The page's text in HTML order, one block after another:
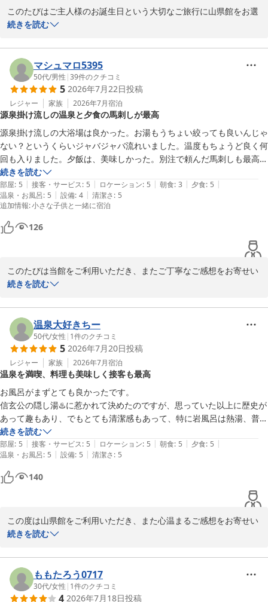
せて寝ました)外してもいいのではとおもいました。無くても十分良い
お部屋だと思いますよ。次回は、いつも仕事で疲れてる娘夫婦を誘って
このたびはご主人様のお誕生日という大切なご旅行に山県館をお選
びいただき、誠にありがとうございました。
また、ご滞在のご様子を心温まるお言葉とともにお寄せいただき、
スタッフ一同大変嬉しく拝読いたしました。ご夫婦それぞれのお好
きな時間を大切にされ、読書や湯めぐりを楽しみながら、ゆったり
としたひとときをお過ごしいただけたとのこと、何よりでございま
す。
当館自慢の源泉かけ流しのぬる湯で日頃のお疲れや暑さによるだる
さが和らぎ、「帰宅後は体が軽くなっていました」とのお言葉をい
ただけたことは、私どもにとりましても大変嬉しく、温泉宿として
何よりの励みでございます。
また、お部屋の石のお花の額につきまして、貴重なご意見をありが
とうございます。お客様に安心してお休みいただける空間づくりは
何より大切でございますので、いただいたご意見は今後の館内整備
の参考とさせていただきます。
「次回は娘様ご夫婦とご一緒に」とのお言葉も大変光栄に存じま
す。ぜひ皆様で、豊富な湯量の温泉と四季折々の景色の中、ゆっく
りとした時間をお過ごしいただければ幸いです。
す。
川浦温泉 山県館
2026-07-30
続きを読む
マシュマロ5395
50代/男性 |39件のクチコミ
5 2026年7月22日投稿
レジャー 家族 2026年7月宿泊
源泉掛け流しの温泉と夕食の馬刺しが最高
源泉掛け流しの大浴場は良かった。お湯もうちょい絞っても良いんじゃ
ない？というくらいジャバジャバ流れいました。温度もちょうど良く何
回も入りました。夕飯は、美味しかった。別注で頼んだ馬刺しも最高に
美味しかった。朝ごはんは、私は大丈夫でしたが、子供は食が進みませ
んでした。あのメニューは子供は苦手だったようです。朝ごはん定番メ
ニューの納豆&温泉卵&味付け海苔是非お願いします。
続きを読む
部屋: 5 | 接客・サービス: 5 | ロケーション: 5 | 朝食: 3 | 夕食: 5 |
温泉・お風呂: 5 | 設備: 4 | 清潔さ: 5
追加情報:小さな子供と一緒に宿泊
126
このたびは当館をご利用いただき、またご丁寧なご感想をお寄せい
ただきまして誠にありがとうございます。
源泉掛け流しの温泉を何度もお楽しみいただけたとのこと、大変嬉
しく拝読いたしました。当館自慢の豊富な湯量と、ちょうど良い湯
加減をご満喫いただけたご様子が伝わり、何よりでございます。
また、ご夕食や別注でご注文いただいた馬刺しにつきましても「最
高に美味しかった」とのお言葉を頂戴し、料理長をはじめスタッフ
一同大変励みになります。
一方で、ご朝食につきましては、お子様のお口に合わなかったとの
こと、貴重なご意見をありがとうございます。納豆や温泉卵、味付
け海苔などの定番メニューにつきましては、今後の献立づくりの参
考とさせていただき、幅広い年代のお客様にお楽しみいただけるお
食事をご提供できるよう努めてまいります。
ぜひまた季節を変えて、豊富な源泉と旬のお料理を楽しみにお越し
川浦温泉 山県館
続きを読む
温泉大好きちー
50代/女性 | 1件のクチコミ
5 2026年7月20日投稿
レジャー 家族 2026年7月宿泊
温泉を満喫、料理も美味しく接客も最高
お風呂がまずとても良かったです。
信玄公の隠し湯♨️に惹かれて決めたのですが、思っていた以上に歴史が
あって趣もあり、でもとても清潔感もあって、特に岩風呂は熱湯、普
通、ぬる湯と3つに分かれていて、あつくなったら移動してゆっくり川
のせせらぎを聞きながら、ぬる湯につかってとのんびり入る事が出来ま
した。
内湯にの大浴場や露天風呂のお湯も良くて、本当に温泉♨️を満喫出来ま
した。
お料理も美味しくボリューミーで、宿の方もとても気持ちの良い接客で
また疲れた時に是非癒されに行きたいと思いました。
続きを読む
部屋: 5 | 接客・サービス: 5 | ロケーション: 5 | 朝食: 5 | 夕食: 5 |
温泉・お風呂: 5 | 設備: 5 | 清潔さ: 5
140
この度は山県館をご利用いただき、また心温まるご感想をお寄せい
ただきまして誠にありがとうございます。
「信玄公の隠し湯」に惹かれてお越しいただき、当館自慢の源泉か
け流し温泉を思っていた以上にご満喫いただけたとのこと、大変嬉
しく拝読いたしました。
続きを読む
ももたろう0717
30代/女性 | 1件のクチコミ
4 2026年7月18日投稿